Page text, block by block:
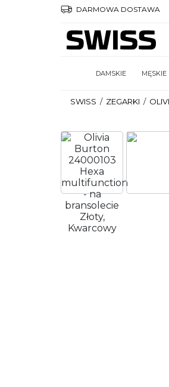
DARMOWA DOSTAWA
DAMSKIE MĘSKIE
SWISS / ZEGARKI /